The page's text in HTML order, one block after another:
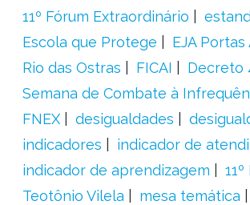
11º Fórum Extraordinário
Escola que Protege
EJA
Rio das Ostras
FICAI
Decreto
Semana de Combate à
FNEX
desigualdades
indicadores
indicador de
indicador de aprendizagem
Teotônio Vilela
mesa temática